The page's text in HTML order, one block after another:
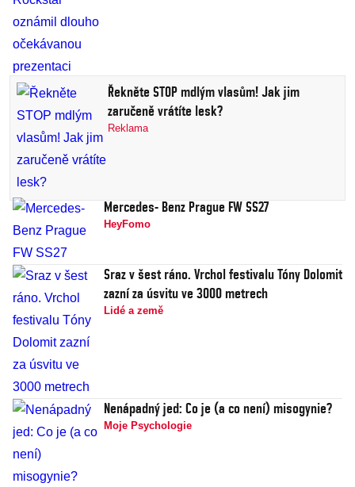
Řekněte STOP mdlým vlasům! Jak jim
zaručeně vrátíte lesk?
Reklama
Mercedes- Benz Prague FW SS27
HeyFomo
Sraz v šest ráno. Vrchol festivalu Tóny Dolomit
zazní za úsvitu ve 3000 metrech
Lidé a země
Nenápadný jed: Co je (a co není) misogynie?
Moje Psychologie